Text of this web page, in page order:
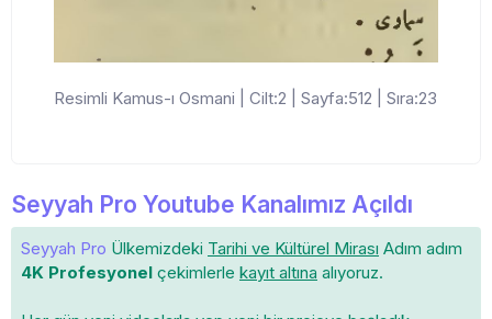
Resimli Kamus-ı Osmani | Cilt:2 | Sayfa:512 | Sıra:23
Seyyah Pro Youtube Kanalımız Açıldı
Seyyah Pro Ülkemizdeki Tarihi ve Kültürel Mirası Adım adım
4K Profesyonel çekimlerle kayıt altına alıyoruz.